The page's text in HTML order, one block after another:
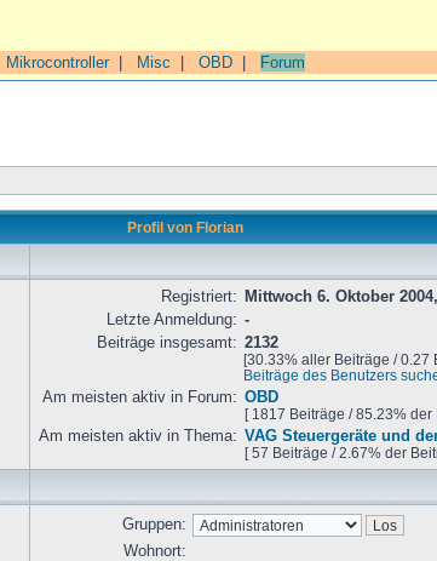
Mikrocontroller| Misc OBD Forum
Profil von Florian
Registriert:
Mittwoch 6. Oktober
Letzte Anmeldung: -
Beiträge insgesamt: 2132
[30.33% aller Beiträge / 0.27
Beiträge des Benutzers
Am meisten aktiv in Forum: OBD
[ 1817 Beiträge / 85.23%
Am meisten aktiv in Thema: VAG Steuergeräte und
[ 57 Beiträge / 2.67% der
Gruppen:
Wohnort: